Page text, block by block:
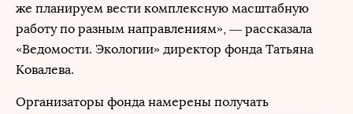
же планируем вести комплексную масштабную
работу по разным направлениям», — рассказала
«Ведомости. Экологии» директор фонда Татьяна
Ковалева.
Организаторы фонда намерены получать